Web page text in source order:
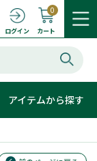
ログイン カート
0
アイテムから探す